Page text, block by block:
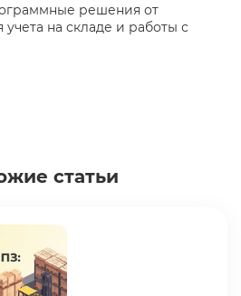
решения от
на складе и работы с
статьи